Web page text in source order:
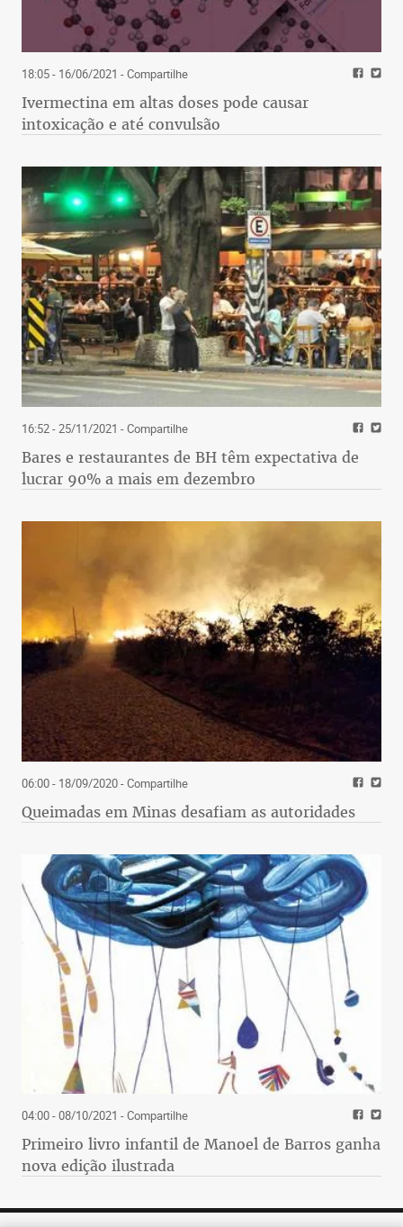
18:05 - 16/06/2021 - Compartilhe
Ivermectina em altas doses pode causar
intoxicação e até convulsão
16:52 - 25/11/2021 - Compartilhe
Bares e restaurantes de BH têm expectativa de
lucrar 90% a mais em dezembro
06:00 - 18/09/2020- Compartilhe
Queimadas em Minas desafiam as autoridades
04:00 - 08/10/2021 - Compartilhe
Primeiro livro infantil de Manoel de Barros ganha
nova edição ilustrada